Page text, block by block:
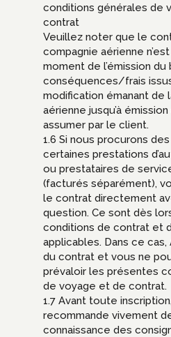
conditions générales de
contrat
Veuillez noter que le
compagnie aérienne
moment de l’émission du
conséquences/frais
modification émanant de
aérienne jusqu’à
assumer par le client.
1.6 Si nous procurons
certaines prestations
ou prestataires de
(facturés séparément),
le contrat directement
question. Ce sont dès
conditions de contrat et
applicables. Dans ce cas,
du contrat et vous ne
prévaloir les présentes
de voyage et de contrat.
1.7 Avant toute
recommande vivement
connaissance des